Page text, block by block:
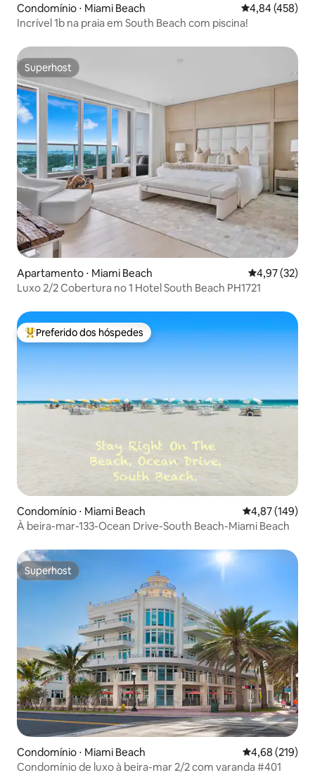
Condomínio ⋅ Miami Beach 4,84 de uma
4,84 (458)
Incrível 1b na praia em South Beach com piscina!
Superhost
Superhost
Apartamento ⋅ Miami Beach 4,97 de uma
4,97 (32)
Luxo 2/2 Cobertura no 1 Hotel South Beach PH1721
Entre os melhores preferidos dos hóspedes
Preferido dos hóspedes
Condomínio ⋅ Miami Beach 4,87 de uma
4,87 (149)
À beira-mar-133-Ocean Drive-South Beach-Miami Beach
Superhost
Superhost
Condomínio ⋅ Miami Beach 4,68 de uma
4,68 (219)
Condomínio de luxo à beira-mar 2/2 com varanda #401